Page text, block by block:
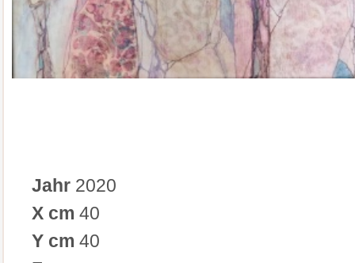
Jahr 2020
X cm 40
Y cm 40